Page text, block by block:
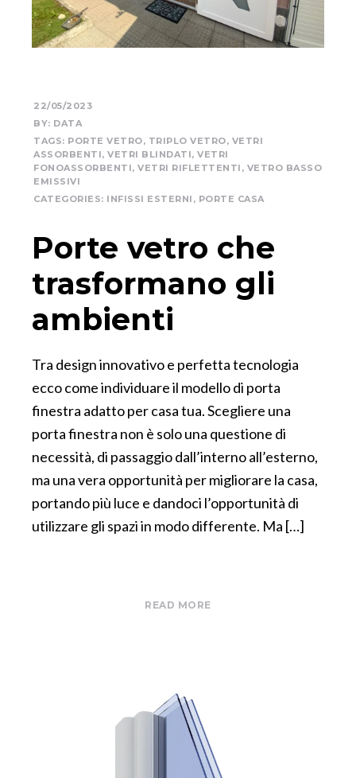
22/05/2023
BY: DATA
TAGS: PORTE VETRO, TRIPLO VETRO, VETRI
ASSORBENTI, VETRI BLINDATI, VETRI
FONOASSORBENTI, VETRI RIFLETTENTI , VETRO BASSO
EMISSIVI
CATEGORIES: INFISSI ESTERNI , PORTE CASA
Porte vetro che
trasformano gli
ambienti
Tra design innovativo e perfetta tecnologia
ecco come individuare il modello di porta
finestra adatto per casa tua. Scegliere una
porta finestra non è solo una questione di
necessità, di passaggio dall’interno all’esterno,
ma una vera opportunità per migliorare la casa,
portando più luce e dandoci l’opportunità di
utilizzare gli spazi in modo differente. Ma […]
READ MORE